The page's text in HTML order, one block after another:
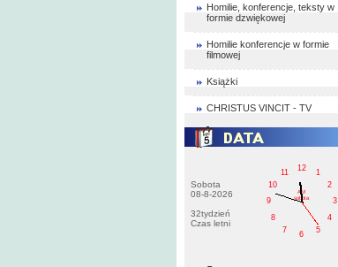
Homilie, konferencje, teksty w
formie dzwiękowej
Homilie konferencje w formie
filmowej
Książki
CHRISTUS VINCIT - TV
Sobota
08-8-2026
32tydzień
Czas letni
1
2
3
4
5
6
7
8
9
10
11
12
AM
sobota